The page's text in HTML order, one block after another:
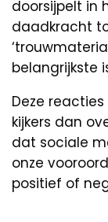
doorsijpelt in
daadkracht
belangrijkste
Deze
kijkers dan
dat sociale
onze
positief of